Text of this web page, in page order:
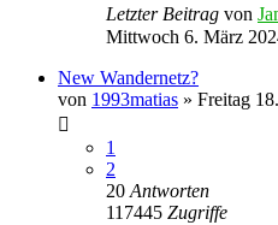
Letzter Beitrag von
Mittwoch 6. März
New Wandernetz?
von 1993matias » Freitag
1
2
20 Antworten
117445 Zugriffe